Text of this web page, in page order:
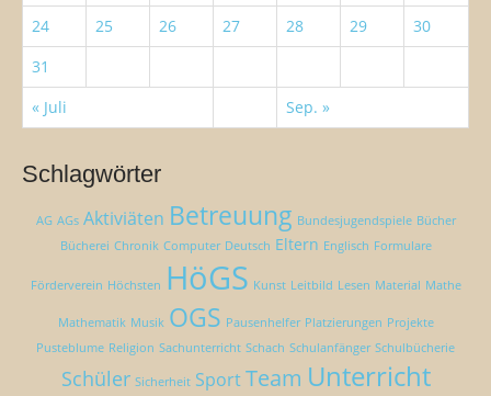
24
25 26 27 28 29
30
31
« Juli
Sep. »
Schlagwörter
AG AGs Aktiviäten Betreuung Bundesjugendspiele Bücher
Bücherei Chronik Computer Deutsch Eltern Englisch Formulare
Förderverein Höchsten HöGS Kunst Leitbild Lesen Material Mathe
Mathematik Musik OGS Pausenhelfer Platzierungen Projekte
Pusteblume Religion Sachunterricht Schach Schulanfänger Schulbücherie
Schüler Sicherheit Sport Team Unterricht